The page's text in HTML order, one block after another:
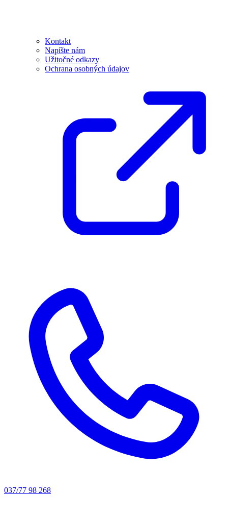
Kontakt
Napíšte nám
Užitočné odkazy
Ochrana osobných údajov
037/77 98 268